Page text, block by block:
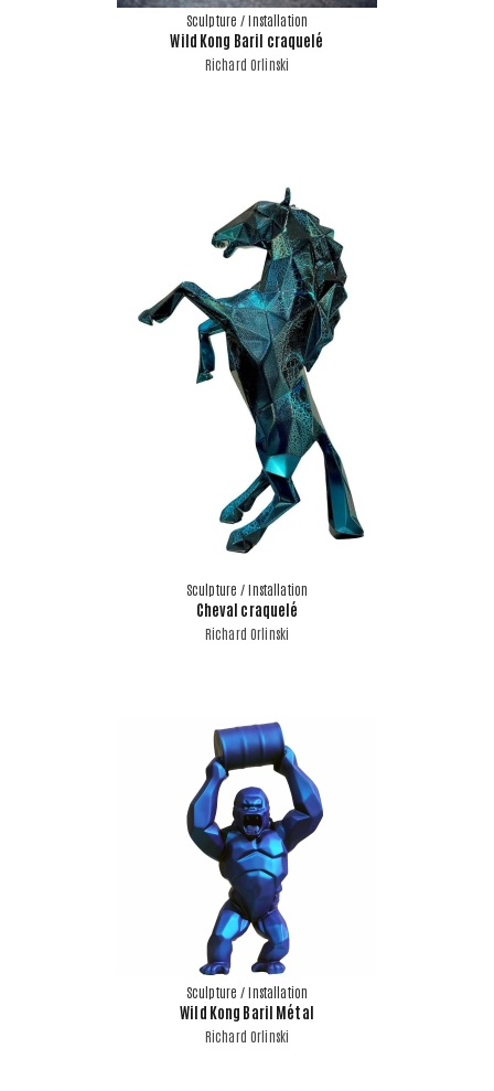
Sculpture / Installation
Wild Kong Baril craquelé
Richard Orlinski
Sculpture / Installation
Cheval craquelé
Richard Orlinski
Sculpture / Installation
Wild Kong Baril Métal
Richard Orlinski